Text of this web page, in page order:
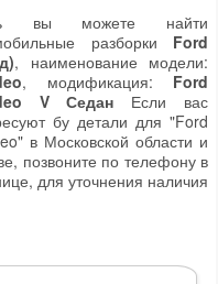
вы можете найти
разборки Ford
, наименование модели:
, модификация: Ford
V Седан Если вас
бу детали для "Ford
в Московской области и
позвоните по телефону в
для уточнения наличия